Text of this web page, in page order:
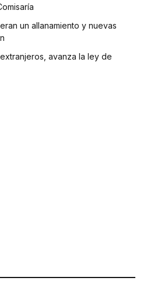
un allanamiento y nuevas
avanza la ley de